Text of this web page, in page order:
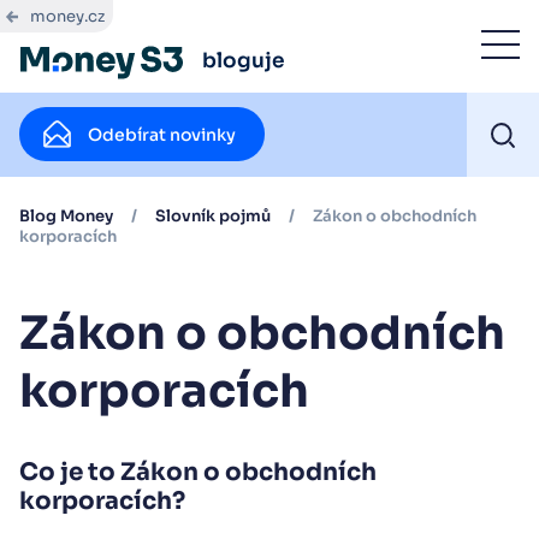
money.cz
bloguje
Odebírat novinky
Blog Money / Slovník pojmů /
Zákon o obchodních
korporacích
Zákon o obchodních
korporacích
Co je to Zákon o obchodních
korporacích?